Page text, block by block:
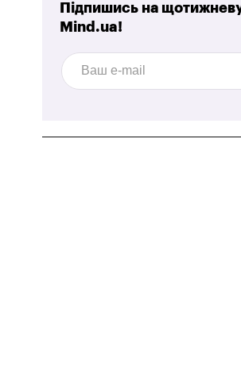
Підпишись на
Mind.ua!